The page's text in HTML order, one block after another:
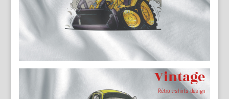
Vintage
Rétro t-shirts design